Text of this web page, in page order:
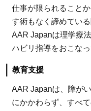
仕事が限られること
す術もなく諦めてい
AAR Japanは理学療
ハビリ指導をおこなっ
教育支援
AAR Japanは、障が
にかかわらず、すべ